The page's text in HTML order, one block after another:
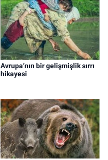
Avrupa’nın bir gelişmişlik sırrı
hikayesi